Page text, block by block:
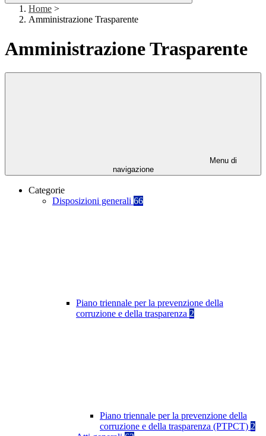
Home >
Amministrazione Trasparente
Amministrazione Trasparente
Menu di
navigazione
Categorie
Disposizioni generali 66
Piano triennale per la prevenzione della
corruzione e della trasparenza 2
Piano triennale per la prevenzione della
corruzione e della trasparenza (PTPCT) 2